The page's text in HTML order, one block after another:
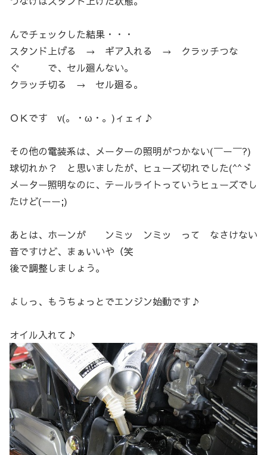
んでチェックした結果・・・
スタンド上げる → ギア入れる → クラッチつな
ぐ で、セル廻んない。
クラッチ切る → セル廻る。
ＯＫです v(。・ω・。)ィェィ♪
その他の電装系は、メーターの照明がつかない(￣ー￣?)
球切れか？ と思いましたが、ヒューズ切れでした(^^ゞ
メーター照明なのに、テールライトっていうヒューズでし
たけど(ーー;)
あとは、ホーンが ンミッ ンミッ って なさけない
音ですけど、まぁいいや（笑
後で調整しましょう。
よしっ、もうちょっとでエンジン始動です♪
オイル入れて♪